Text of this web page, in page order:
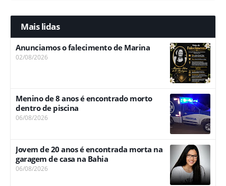
Mais lidas
Anunciamos o falecimento de Marina
02/08/2026
Menino de 8 anos é encontrado morto
dentro de piscina
06/08/2026
Jovem de 20 anos é encontrada morta na
garagem de casa na Bahia
06/08/2026